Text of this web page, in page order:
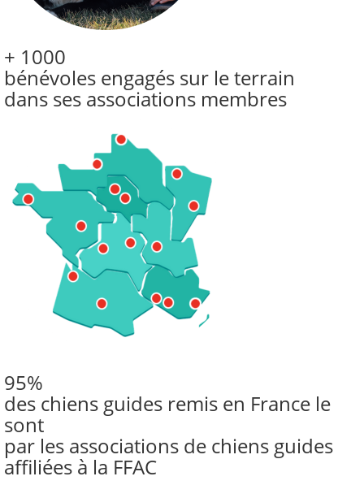
+ 1000
bénévoles engagés sur le terrain
dans ses associations membres
95%
des chiens guides remis en France le
sont
par les associations de chiens guides
affiliées à la FFAC